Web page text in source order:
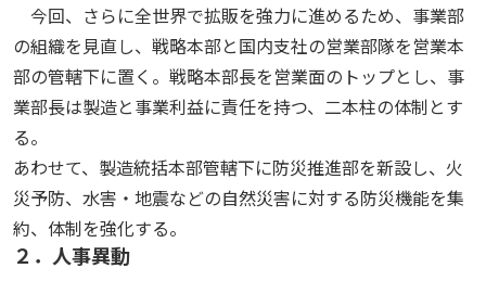
今回、さらに全世界で拡販を強力に進めるため、事業部
の組織を見直し、戦略本部と国内支社の営業部隊を営業本
部の管轄下に置く。戦略本部長を営業面のトップとし、事
業部長は製造と事業利益に責任を持つ、二本柱の体制とす
る。
あわせて、製造統括本部管轄下に防災推進部を新設し、火
災予防、水害・地震などの自然災害に対する防災機能を集
約、体制を強化する。
２．人事異動